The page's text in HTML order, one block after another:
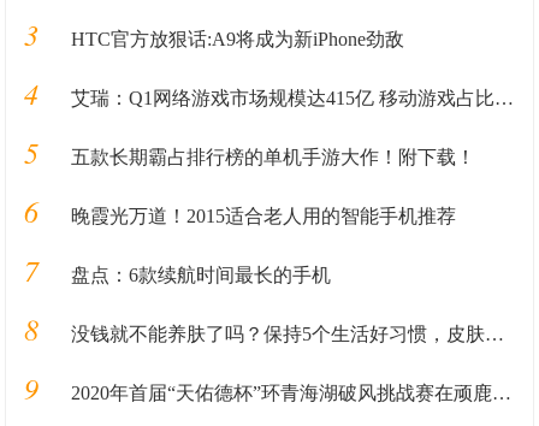
3 HTC官方放狠话:A9将成为新iPhone劲敌
4 艾瑞：Q1网络游戏市场规模达415亿 移动游戏占比过半
5 五款长期霸占排行榜的单机手游大作！附下载！
6 晚霞光万道！2015适合老人用的智能手机推荐
7 盘点：6款续航时间最长的手机
8 没钱就不能养肤了吗？保持5个生活好习惯，皮肤会意想不到的好
9 2020年首届“天佑德杯”环青海湖破风挑战赛在顽鹿竞技开赛